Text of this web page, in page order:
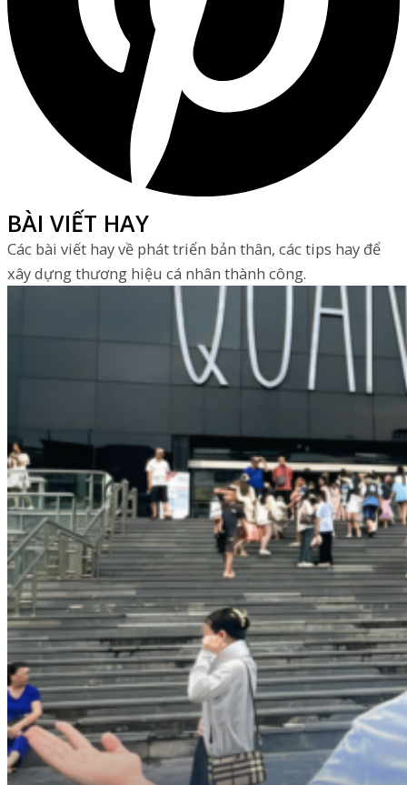
BÀI VIẾT HAY
Các bài viết hay về phát triển bản thân, các tips hay để
xây dựng thương hiệu cá nhân thành công.